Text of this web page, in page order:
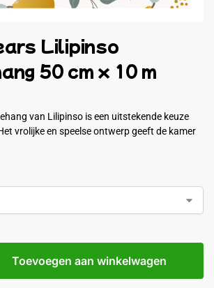
Lilipinso
50 cm x 10 m
van Lilipinso is een uitstekende keuze
vrolijke en speelse ontwerp geeft de kamer
Toevoegen aan winkelwagen